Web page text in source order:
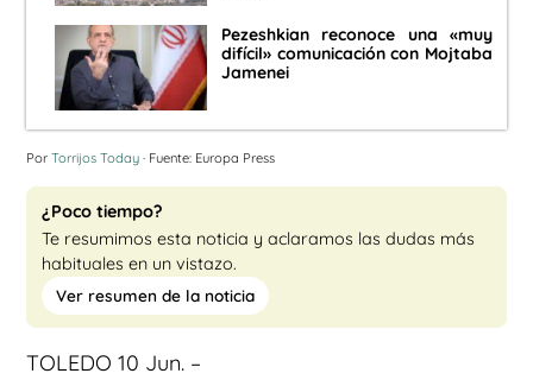
Pezeshkian reconoce una «muy
difícil» comunicación con Mojtaba
Jamenei
Por Torrijos Today · Fuente: Europa Press
¿Poco tiempo?
Te resumimos esta noticia y aclaramos las dudas más
habituales en un vistazo.
Ver resumen de la noticia
TOLEDO 10 Jun. –